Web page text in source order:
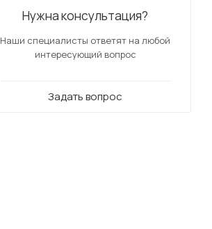
Нужна консультация?
Наши специалисты ответят на любой
интересующий вопрос
Задать вопрос